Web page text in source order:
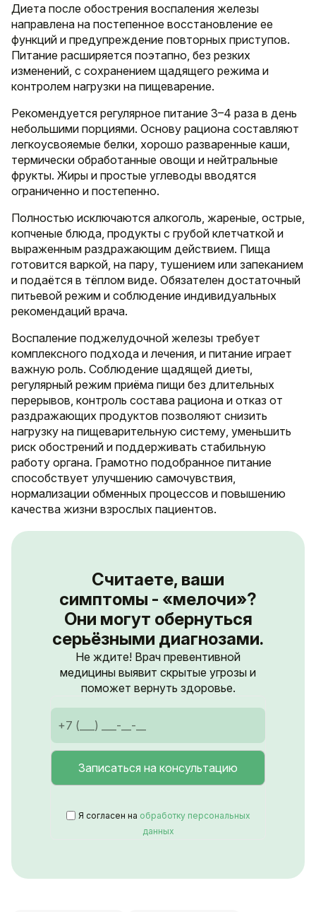
Диета после обострения воспаления железы
направлена на постепенное восстановление ее
функций и предупреждение повторных приступов.
Питание расширяется поэтапно, без резких
изменений, с сохранением щадящего режима и
контролем нагрузки на пищеварение.
Рекомендуется регулярное питание 3–4 раза в день
небольшими порциями. Основу рациона составляют
легкоусвояемые белки, хорошо разваренные каши,
термически обработанные овощи и нейтральные
фрукты. Жиры и простые углеводы вводятся
ограниченно и постепенно.
Полностью исключаются алкоголь, жареные, острые,
копченые блюда, продукты с грубой клетчаткой и
выраженным раздражающим действием. Пища
готовится варкой, на пару, тушением или запеканием
и подаётся в тёплом виде. Обязателен достаточный
питьевой режим и соблюдение индивидуальных
рекомендаций врача.
Воспаление поджелудочной железы требует
комплексного подхода и лечения, и питание играет
важную роль. Соблюдение щадящей диеты,
регулярный режим приёма пищи без длительных
перерывов, контроль состава рациона и отказ от
раздражающих продуктов позволяют снизить
нагрузку на пищеварительную систему, уменьшить
риск обострений и поддерживать стабильную
работу органа. Грамотно подобранное питание
способствует улучшению самочувствия,
нормализации обменных процессов и повышению
качества жизни взрослых пациентов.
Считаете, ваши
симптомы - «мелочи»?
Они могут обернуться
серьёзными диагнозами.
Не ждите! Врач превентивной
медицины выявит скрытые угрозы и
поможет вернуть здоровье.
Я согласен на обработку персональных
данных